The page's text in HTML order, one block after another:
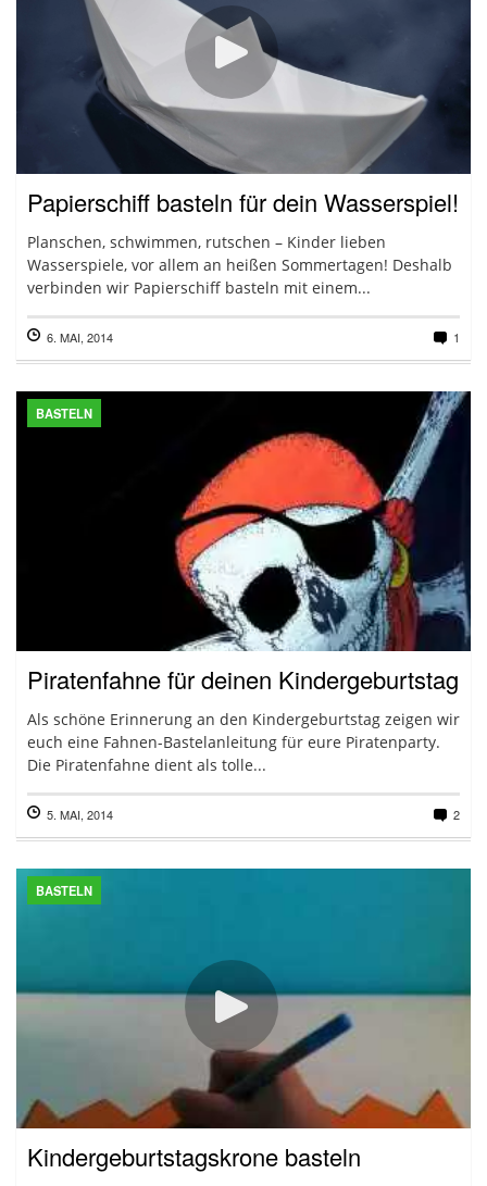
Papierschiff basteln für dein Wasserspiel!
Planschen, schwimmen, rutschen – Kinder lieben
Wasserspiele, vor allem an heißen Sommertagen! Deshalb
verbinden wir Papierschiff basteln mit einem...
6. MAI, 2014 1
BASTELN
Piratenfahne für deinen Kindergeburtstag
Als schöne Erinnerung an den Kindergeburtstag zeigen wir
euch eine Fahnen-Bastelanleitung für eure Piratenparty.
Die Piratenfahne dient als tolle...
5. MAI, 2014 2
BASTELN
Kindergeburtstagskrone basteln